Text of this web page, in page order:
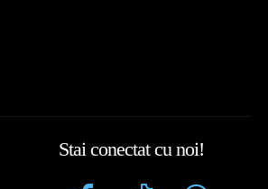
Stai conectat cu noi!